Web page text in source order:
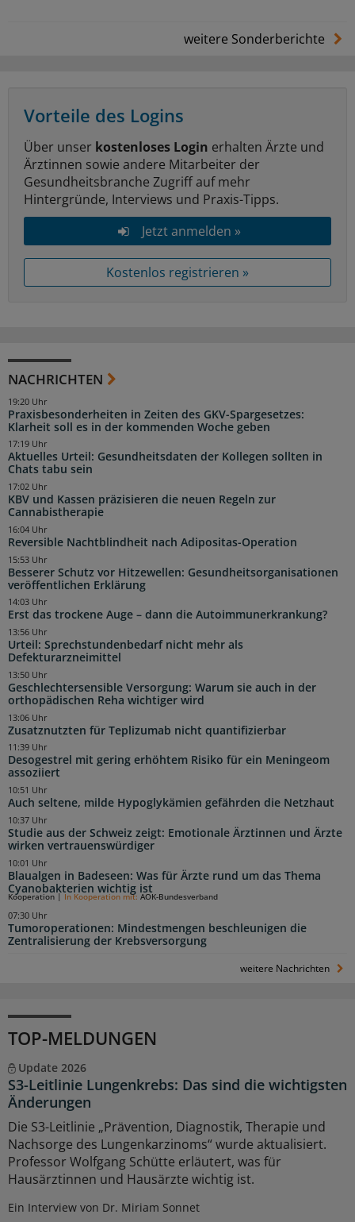
weitere Sonderberichte
Vorteile des Logins
Über unser kostenloses Login erhalten Ärzte und
Ärztinnen sowie andere Mitarbeiter der
Gesundheitsbranche Zugriff auf mehr
Hintergründe, Interviews und Praxis-Tipps.
Jetzt anmelden »
Kostenlos registrieren »
NACHRICHTEN
Praxisbesonderheiten in Zeiten des GKV-Spargesetzes:
Klarheit soll es in der kommenden Woche geben
19:20 Uhr
Aktuelles Urteil: Gesundheitsdaten der Kollegen sollten in
Chats tabu sein
17:19 Uhr
KBV und Kassen präzisieren die neuen Regeln zur
Cannabistherapie
17:02 Uhr
Reversible Nachtblindheit nach Adipositas-Operation
16:04 Uhr
Besserer Schutz vor Hitzewellen: Gesundheitsorganisationen
veröffentlichen Erklärung
15:53 Uhr
Erst das trockene Auge – dann die Autoimmunerkrankung?
14:03 Uhr
Urteil: Sprechstundenbedarf nicht mehr als
Defekturarzneimittel
13:56 Uhr
Geschlechtersensible Versorgung: Warum sie auch in der
orthopädischen Reha wichtiger wird
13:50 Uhr
Zusatznutzten für Teplizumab nicht quantifizierbar
13:06 Uhr
Desogestrel mit gering erhöhtem Risiko für ein Meningeom
assoziiert
11:39 Uhr
Auch seltene, milde Hypoglykämien gefährden die Netzhaut
10:51 Uhr
Studie aus der Schweiz zeigt: Emotionale Ärztinnen und Ärzte
wirken vertrauenswürdiger
10:37 Uhr
Blaualgen in Badeseen: Was für Ärzte rund um das Thema
Cyanobakterien wichtig ist
10:01 Uhr
Tumoroperationen: Mindestmengen beschleunigen die
Zentralisierung der Krebsversorgung
Kooperation In Kooperation mit: AOK-Bundesverband
07:30 Uhr
weitere Nachrichten
TOP-MELDUNGEN
Update 2026
S3-Leitlinie Lungenkrebs: Das sind die wichtigsten
Änderungen
Die S3-Leitlinie „Prävention, Diagnostik, Therapie und
Nachsorge des Lungenkarzinoms“ wurde aktualisiert.
Professor Wolfgang Schütte erläutert, was für
Hausärztinnen und Hausärzte wichtig ist.
Ein Interview von Dr. Miriam Sonnet